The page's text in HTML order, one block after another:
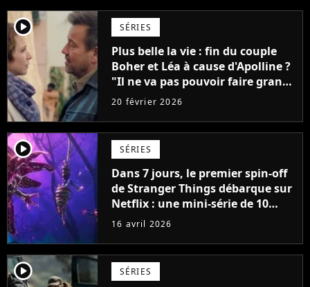
player2 SÉRIES
Plus belle la vie : fin du couple
Boher et Léa à cause d'Apolline ?
"Il ne va pas pouvoir faire grand-
chose"
20 février 2026
player2 SÉRIES
Dans 7 jours, le premier spin-off
de Stranger Things débarque sur
Netflix : une mini-série de 10
épisodes qui relance le
16 avril 2026
player2 SÉRIES